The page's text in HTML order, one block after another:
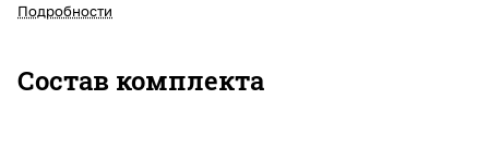
Подробности
Состав комплекта